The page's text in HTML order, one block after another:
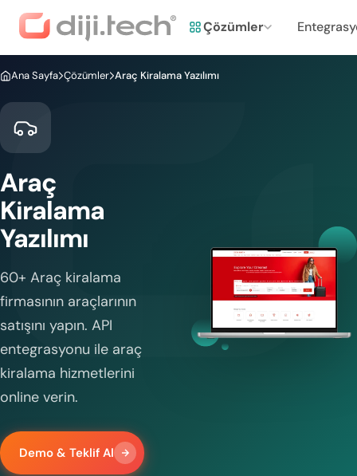
Çözümler
Ana Sayfa Çözümler Araç Kiralama Yazılımı
Araç
Kiralama
Yazılımı
60+ Araç kiralama
firmasının araçlarının
satışını yapın. API
entegrasyonu ile araç
kiralama hizmetlerini
online verin.
Demo & Teklif Al